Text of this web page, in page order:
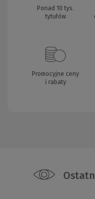
Ponad 10 tys.
tytułów
Promocyjne ceny
i rabaty